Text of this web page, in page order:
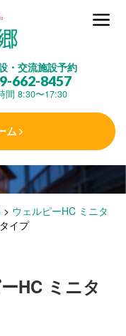
・交流施設予約
662-8457
間 8:30〜17:30
ム
> ウェルピーHC ミニタ
イプ
HC ミニタ